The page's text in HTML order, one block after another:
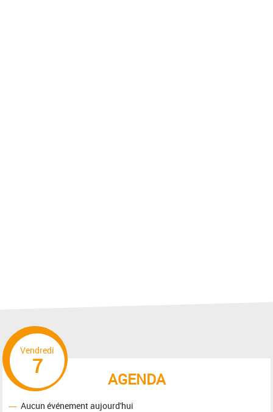
AGENDA
Vendredi
7
Aucun événement aujourd'hui